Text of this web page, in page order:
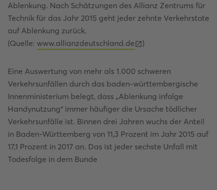
Ablenkung. Nach Schätzungen des Allianz Zentrums für
Technik für das Jahr 2015 geht jeder zehnte Verkehrstote
auf Ablenkung zurück.
(Quelle: www.allianzdeutschland.de )
Eine Auswertung von mehr als 1.000 schweren
Verkehrsunfällen durch das baden-württembergische
Innenministerium belegt, dass „Ablenkung infolge
Handynutzung“ immer häufiger die Ursache tödlicher
Verkehrsunfälle ist. Binnen drei Jahren wuchs der Anteil
in Baden-Württemberg von 11,3 Prozent im Jahr 2015 auf
17,1 Prozent in 2017 an. Das ist jeder sechste Unfall mit
Todesfolge in dem Bunde